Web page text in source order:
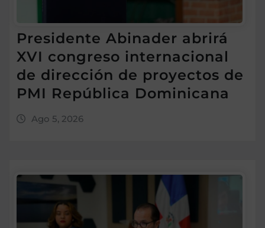
Presidente Abinader abrirá
XVI congreso internacional
de dirección de proyectos de
PMI República Dominicana
Ago 5, 2026